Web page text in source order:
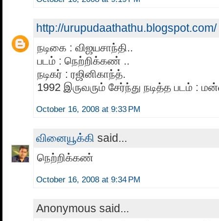
http://urupudaathathu.blogspot.com/
நடிகை : விஜயசாந்தி..
படம் : நெற்றிக்கண் ..
நடிகர் : ரஜினிகாந்த்.
1992 இருவரும் சேர்ந்து நடித்த படம் :
October 16, 2008 at 9:33 PM
வினையூக்கி said...
நெற்றிக்கண்
October 16, 2008 at 9:34 PM
Anonymous said...